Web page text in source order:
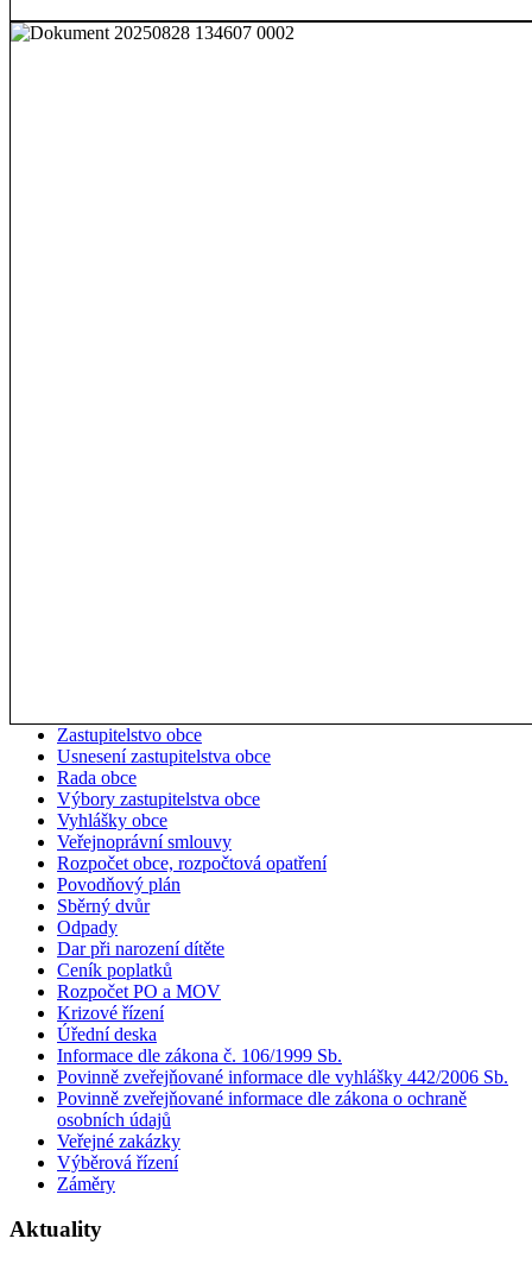
Zastupitelstvo obce
Usnesení zastupitelstva obce
Rada obce
Výbory zastupitelstva obce
Vyhlášky obce
Veřejnoprávní smlouvy
Rozpočet obce, rozpočtová opatření
Povodňový plán
Sběrný dvůr
Odpady
Dar při narození dítěte
Ceník poplatků
Rozpočet PO a MOV
Krizové řízení
Úřední deska
Informace dle zákona č. 106/1999 Sb.
Povinně zveřejňované informace dle vyhlášky 442/2006 Sb.
Povinně zveřejňované informace dle zákona o ochraně
osobních údajů
Veřejné zakázky
Výběrová řízení
Záměry
Aktuality